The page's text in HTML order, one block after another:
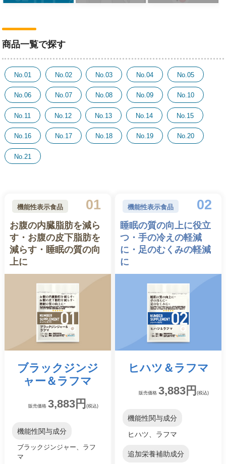
商品一覧で探す
No.01 No.02 No.03 No.04 No.05
No.06 No.07 No.08 No.09 No.10
No.11 No.12 No.13 No.14 No.15
No.16 No.17 No.18 No.19 No.20
No.21
機能性表示食品 01
お腹の内臓脂肪を減ら
す・お腹の皮下脂肪を
減らす・睡眠の質の向
上に
ブラックジンジ
ャー ＆ ラフマ
販売価格 3,883円 (税込)
機能性関与成分
ブラックジンジャー、ラフ
マ
機能性表示食品 02
睡眠の質の向上に役立
つ・手の冷えの軽減
に・足のむくみの軽減
に
ヒハツ ＆ ラフマ
販売価格3,883円(税込)
機能性関与成分
ヒハツ、ラフマ
追加栄養補助成分